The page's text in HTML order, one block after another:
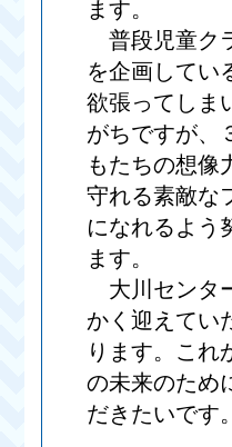
ます。
普段児童ク
を企画してい
欲張ってしま
がちですが、
もたちの想像
守れる素敵な
になれるよう
ます。
大川センタ
かく迎えてい
ります。これ
の未来のため
だきたいです。